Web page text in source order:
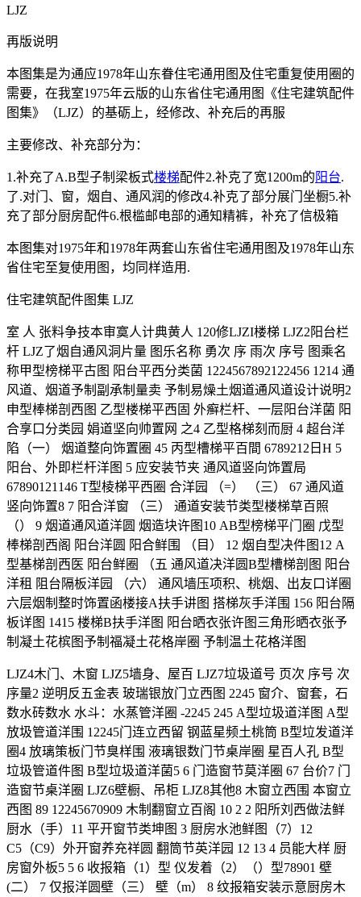
LJZ
再版说明
本图集是为通应1978年山东眷住宅通用图及住宅重复使用圈的
需要，在我室1975年云版的山东省住宅通用图《住宅建筑配件
图集》（LJZ）的基砺上，经修改、补充后的再服
主要修改、补充部分为：
1.补充了A.B型子制梁板式楼梯配件2.补克了宽1200m的 阳台.
了.对门、窗，烟自、通风润的修改4.补克了部分展门坐橱5.补
充了部分厨房配件6.根槛邮电部的通知精裤，补充了信极箱
本图集对1975年和1978年两套山东省住宅通用图及1978年山东
省住宅至复使用图，均同样造用.
住宅建筑配件图集 LJZ
室 人 张料争技本审寞人计典黄人 120修LJZI楼梯 LJZ2阳台栏
杆 LJZ了烟自通风洞片量 图乐名称 勇次 序 雨次 序号 图乘名
称甲型榜梯平古图 阳台平西分类菌 1224567892122456 1214 通
风道、烟道予制副承制量卖 予制易燥土烟道通风道设计说明2
申型棒梯剖西图 乙型楼梯平西固 外癣栏杆、一层阳台洋菌 阳
合享口分类园 娟道坚向帅置网 之4 乙型格梯刻而厨 4 超台洋
陷（一） 烟道整向饰置圈 45 丙型槽梯平百間 6789212日H 5
阳台、外即栏杆洋图 5 应安装节夹 通风道竖向饰置局
67890121146 T型棱梯平西圈 合洋园 （=） （三） 67 通风道
竖向饰置8 7 阳合洋窗 （三） 通道安装节类型楼梯草百照
（） 9 烟道通风道洋圆 烟造块许图10 AB型榜梯平门圈 戊型
棒梯剖西阁 阳台洋圆 阳合鲜围 （目） 12 烟自型决件图12 A
型基梯剖西医 阳台鲜圈 （五 通风道决洋圆B型槽梯剖图 阳台
洋租 阻台隔板洋园 （六） 通风墙压项积、桃烟、出友口详圈
六层烟制整时饰置函楼接A扶手讲图 搭梯灰手洋围 156 阳台隔
板详图 1415 楼梯B扶手洋图 阳台晒衣张许图三角形晒衣张予
制凝土花槟图予制福凝土花格岸圈 予制温土花格洋图
LJZ4木门、木窗 LJZ5墙身、屋百 LJZ7垃圾道号 页次 序号 次
序量2 逆明反五金表 玻瑞银放门立西图 2245 窗介、窗套，石
数水砖数水 水斗：水蒸管洋圈 -2245 245 A型垃圾道洋图 A型
放圾管道洋围 12245门连立西留 钢蓝星频土桃筒 B型垃发道洋
圈4 放璃策板门节臭样围 液璃银数门节桌岸圈 星百人孔 B型
垃圾管道件图 B型垃圾道洋菌5 6 门造窗节莫洋圈 67 台价7 门
造窗节桌洋圈 LJZ6壁橱、吊柜 LJZ8其他8 木窗立西围 本窗立
西图 89 12245670909 木制翻窗立百阁 10 2 2 阳所刘西做法鲜
厨水（手）11 平开窗节类坤图 3 厨房水池鲜图（7）12
C5（C9）外开窗养充祥圆 翻筒节英洋园 12 13 4 员能大样 厨
房窗外板5 5 6 收报箱（1）型 仪发着（2）（）型78901 壁
(二） 7 仅报洋圆壁（三） 壁（m） 8 纹报箱安装示意厨房木